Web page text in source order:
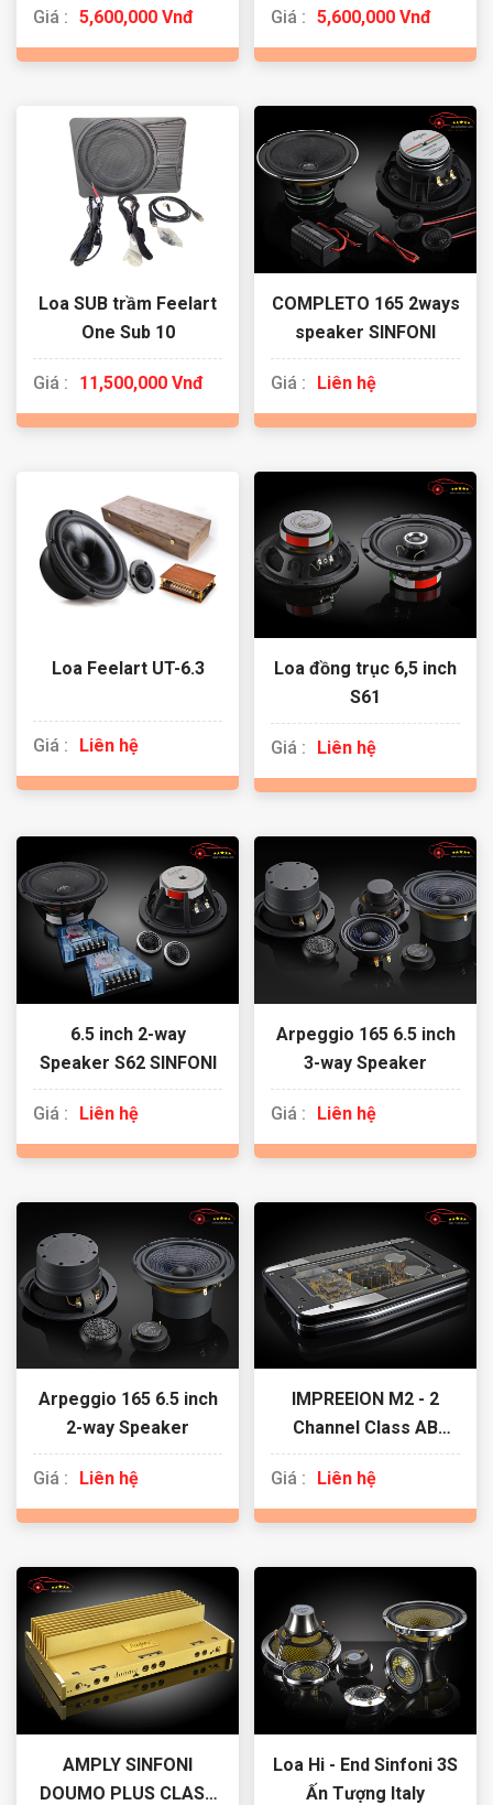
Giá : 5,600,000 Vnđ Giá : 5,600,000 Vnđ
Loa SUB trầm Feelart
One Sub 10
Giá : 11,500,000 Vnđ
COMPLETO 165 2ways
speaker SINFONI
Giá : Liên hệ
Loa Feelart UT-6.3
Giá : Liên hệ
Loa đồng trục 6,5 inch
S61
Giá : Liên hệ
6.5 inch 2-way
Speaker S62 SINFONI
Giá : Liên hệ
Arpeggio 165 6.5 inch
3-way Speaker
Giá : Liên hệ
Arpeggio 165 6.5 inch
2-way Speaker
Giá : Liên hệ
IMPREEION M2 - 2
Channel Class AB
Amplifier
Giá :
Liên hệ
AMPLY SINFONI
DOUMO PLUS CLASS
Loa Hi - End Sinfoni 3S
Ấn Tượng Italy